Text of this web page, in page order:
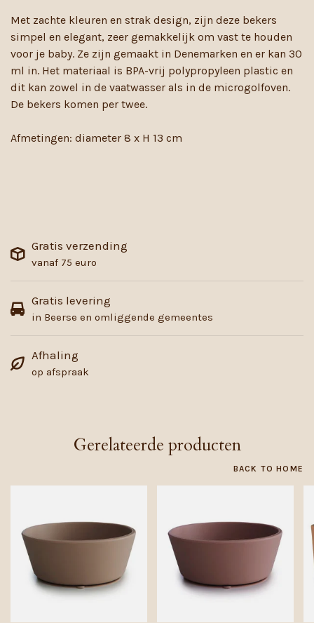
Met zachte kleuren en strak design, zijn deze bekers
simpel en elegant, zeer gemakkelijk om vast te houden
voor je baby. Ze zijn gemaakt in Denemarken en er kan 30
ml in. Het materiaal is BPA-vrij polypropyleen plastic en
dit kan zowel in de vaatwasser als in de microgolfoven.
De bekers komen per twee.
Afmetingen: diameter 8 x H 13 cm
Gratis verzending
vanaf 75 euro
Gratis levering
in Beerse en omliggende gemeentes
Afhaling
op afspraak
Gerelateerde producten
BACK TO HOME